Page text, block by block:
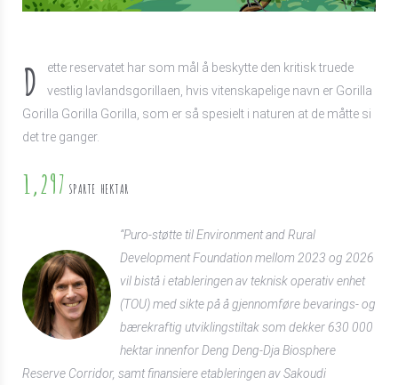
D
ette reservatet har som mål å beskytte den kritisk truede
vestlig lavlandsgorillaen, hvis vitenskapelige navn er Gorilla
Gorilla Gorilla Gorilla, som er så spesielt i naturen at de måtte si
det tre ganger.
1,297 SPARTE HEKTAR
“Puro-støtte til Environment and Rural
Development Foundation mellom 2023 og 2026
vil bistå i etableringen av teknisk operativ enhet
(TOU) med sikte på å gjennomføre bevarings- og
bærekraftig utviklingstiltak som dekker 630 000
hektar innenfor Deng Deng-Dja Biosphere
Reserve Corridor, samt finansiere etableringen av Sakoudi